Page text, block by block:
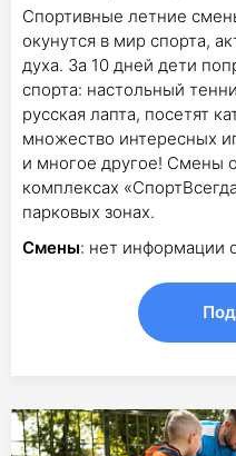
Спортивные летние
окунутся в мир спорта,
духа. За 10 дней дети
спорта: настольный
русская лапта, посетят
множество интересных
и многое другое! Смены
комплексах
парковых зонах.
Смены: нет информации